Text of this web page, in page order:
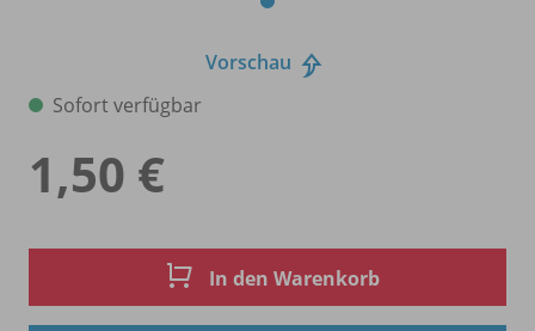
Vorschau
Sofort verfügbar
1,50 €
In den Warenkorb